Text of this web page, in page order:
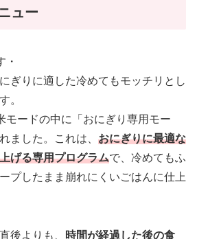
ュー
・
ぎりに適した冷めてもモッチリとし
。
モードの中に「おにぎり専用モー
ました。これは、 おにぎりに最適な
げる専用プログラムで、冷めてもふ
プしたまま崩れにくいごはんに仕上
後よりも、
時間が経過した後の食